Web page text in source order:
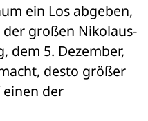
ein Los abgeben,
großen Nikolaus-
dem 5. Dezember,
desto größer
einen der